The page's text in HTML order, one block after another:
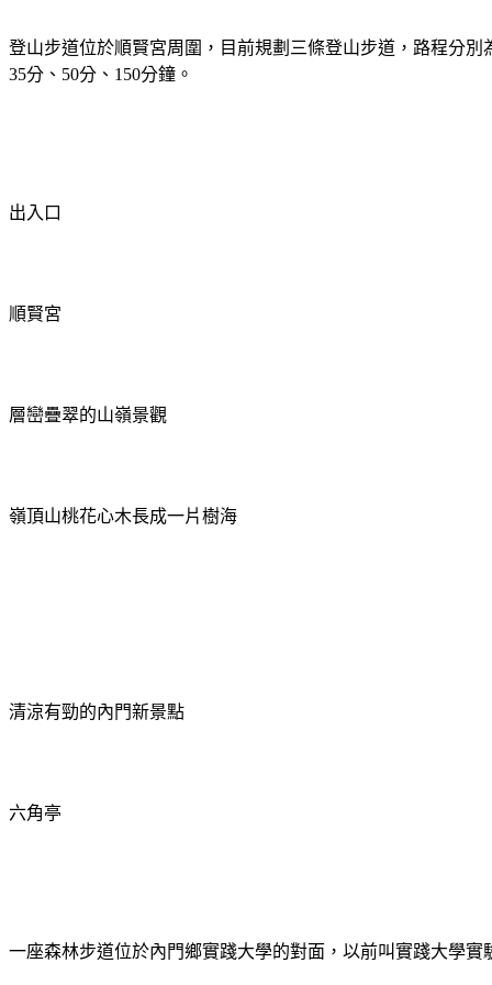
登山步道位於順賢宮周圍，目前規劃三條登山步道，路程分別
35分、 50分、 150分鐘。
出入口
順賢宮
層巒疊翠的山嶺景觀
嶺頂山桃花心木長成一片樹海
清涼有勁的內門新景點
六角亭
一座森林步道位於內門鄉實踐大學的對面，以前叫實踐大學實